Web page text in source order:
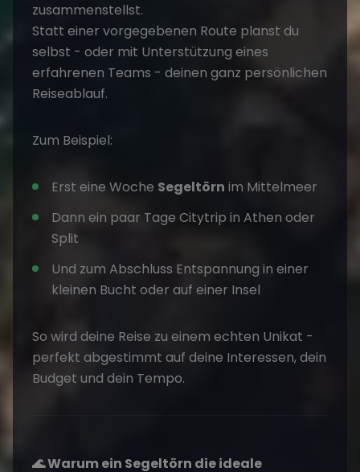
zusammenstellst.
Statt einer vorgegebenen Route planst du
selbst - oder mit Unterstützung eines
erfahrenen Teams - deinen ganz persönlichen
Reiseablauf.
Zum Beispiel:
Erst eine Woche Segeltörn im Mittelmeer
Dann ein paar Tage Citytrip in Athen oder
Split
Und zum Abschluss Entspannung in einer
kleinen Bucht oder auf einer Insel
So wird deine Reise zu einem echten Unikat -
perfekt abgestimmt auf deine Interessen, dein
Budget und dein Tempo.
🌊 Warum ein Segeltörn die ideale